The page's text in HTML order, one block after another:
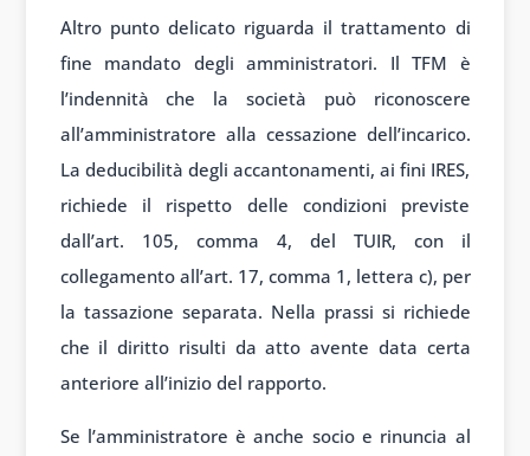
Altro punto delicato riguarda il trattamento di
fine mandato degli amministratori. Il TFM è
l’indennità che la società può riconoscere
all’amministratore alla cessazione dell’incarico.
La deducibilità degli accantonamenti, ai fini IRES,
richiede il rispetto delle condizioni previste
dall’art. 105, comma 4, del TUIR, con il
collegamento all’art. 17, comma 1, lettera c), per
la tassazione separata. Nella prassi si richiede
che il diritto risulti da atto avente data certa
anteriore all’inizio del rapporto.
Se l’amministratore è anche socio e rinuncia al